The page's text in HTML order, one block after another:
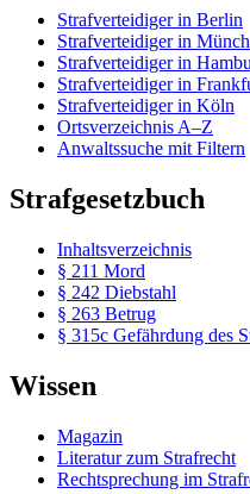
Strafverteidiger in Berlin
Strafverteidiger in
Strafverteidiger in
Strafverteidiger in
Strafverteidiger in Köln
Ortsverzeichnis A–Z
Anwaltssuche mit Filtern
Strafgesetzbuch
Inhaltsverzeichnis
§ 211 Mord
§ 242 Diebstahl
§ 263 Betrug
§ 315c Gefährdung des
Wissen
Magazin
Literatur zum Strafrecht
Rechtsprechung im